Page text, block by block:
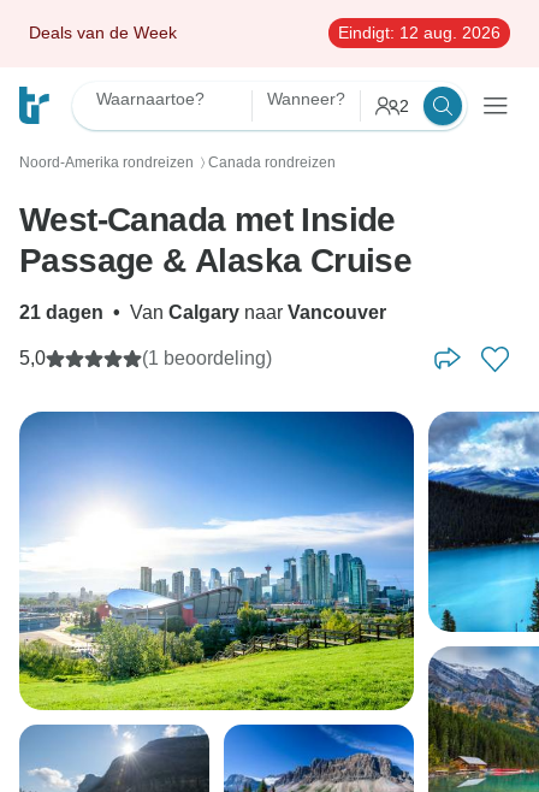
Deals van de Week Eindigt: 12 aug. 2026
Waarnaartoe? Wanneer? 2
Noord-Amerika rondreizen 〉 Canada rondreizen
West-Canada met Inside
Passage & Alaska Cruise
21 dagen • Van Calgary naar Vancouver
5,0 (1 beoordeling)